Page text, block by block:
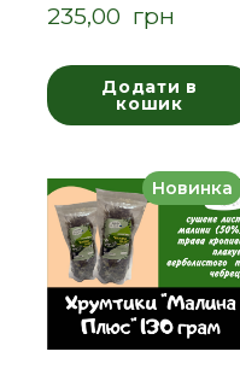
235,00  грн
Додати в
кошик
Новинка